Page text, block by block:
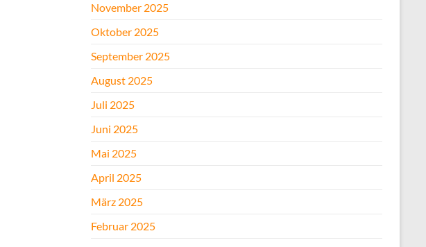
November 2025
Oktober 2025
September 2025
August 2025
Juli 2025
Juni 2025
Mai 2025
April 2025
März 2025
Februar 2025